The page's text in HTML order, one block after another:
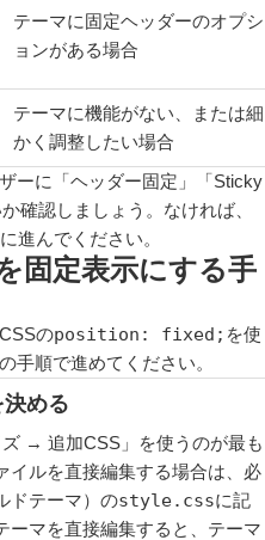
テーマに固定ヘッダーのオプシ
ョンがある場合
テーマに機能がない、または細
かく調整したい場合
ーに「ヘッダー固定」「Sticky
確認しましょう。なければ、
進んでください。
固定表示にする手
のposition: fixed; を使
手順で進めてください。
める
→ 追加CSS」を使うのが最も
イルを直接編集する場合は、必
ドテーマ）のstyle.cssに記
ーマを直接編集すると、テーマ